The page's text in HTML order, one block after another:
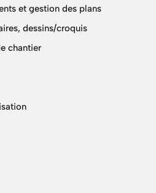
et gestion des plans
dessins/croquis
chantier